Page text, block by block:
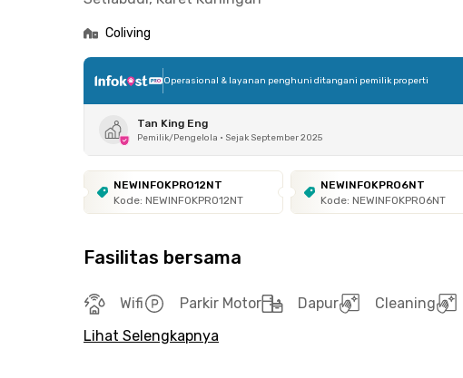
Coliving
Operasional & layanan penghuni ditangani pemilik properti
Tan King Eng
Pemilik/Pengelola • Sejak September 2025
NEWINFOKPRO12NT
Kode: NEWINFOKPRO12NT
NEWINFOKPRO6NT
Kode: NEWINFOKPRO6NT
Fasilitas bersama
Wifi Parkir Motor Dapur Cleaning
Lihat Selengkapnya